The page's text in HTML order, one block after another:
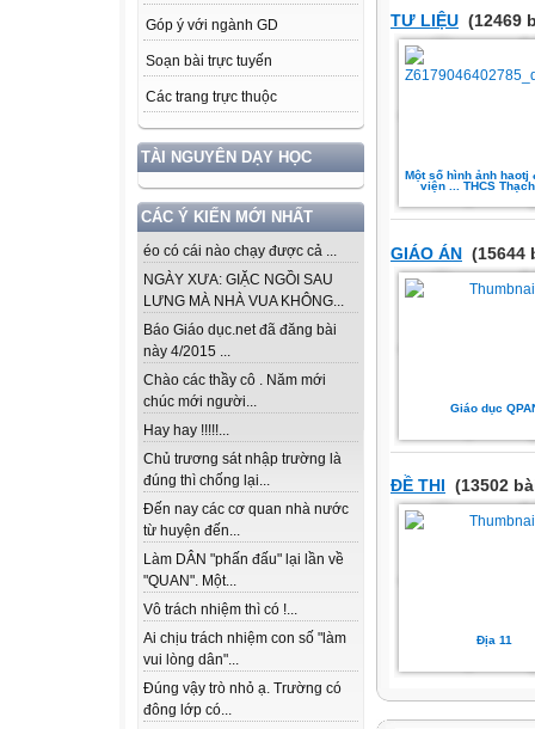
Góp ý với ngành GD
Soạn bài trực tuyến
Các trang trực thuộc
TÀI NGUYÊN DẠY HỌC
CÁC Ý KIẾN MỚI NHẤT
éo có cái nào chạy được cả ...
NGÀY XƯA: GIẶC NGỒI SAU
LƯNG MÀ NHÀ VUA KHÔNG...
Báo Giáo dục.net đã đăng bài
này 4/2015 ...
Chào các thầy cô . Năm mới
chúc mới người...
Hay hay !!!!!...
Chủ trương sát nhập trường là
đúng thì chống lại...
Đến nay các cơ quan nhà nước
từ huyện đến...
Làm DÂN "phấn đấu" lại lần về
"QUAN". Một...
Vô trách nhiệm thì có !...
Ai chịu trách nhiệm con số "làm
vui lòng dân"...
Đúng vậy trò nhỏ ạ. Trường có
đông lớp có...
TƯ LIỆU (12469
Một số hình ảnh haotj
viện ... THCS
GIÁO ÁN (15644
Giáo dục
ĐỀ THI (13502
Địa 11